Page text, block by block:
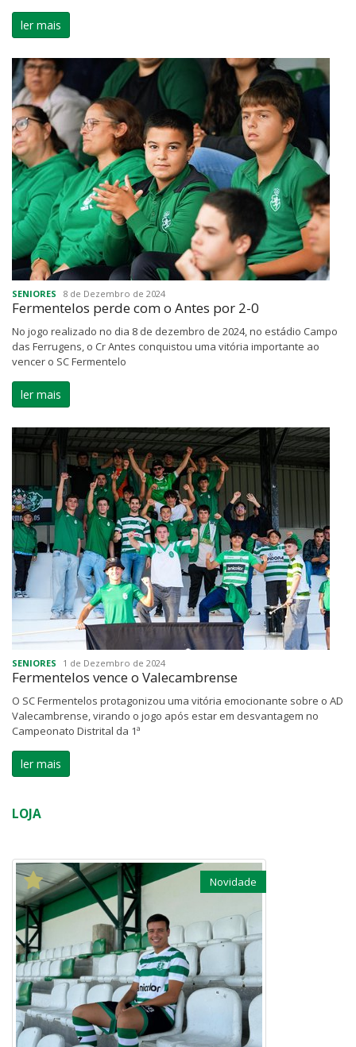
ler mais
SENIORES 8 de Dezembro de 2024
Fermentelos perde com o Antes por 2-0
No jogo realizado no dia 8 de dezembro de 2024, no estádio Campo
das Ferrugens, o Cr Antes conquistou uma vitória importante ao
vencer o SC Fermentelo
ler mais
SENIORES 1 de Dezembro de 2024
Fermentelos vence o Valecambrense
O SC Fermentelos protagonizou uma vitória emocionante sobre o AD
Valecambrense, virando o jogo após estar em desvantagem no
Campeonato Distrital da 1ª
ler mais
LOJA
Novidade